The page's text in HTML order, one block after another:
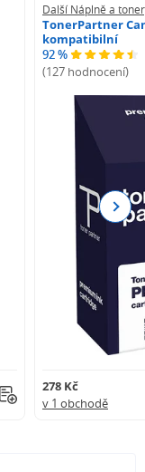
Další Náplně a
TonerPartner
kompatibilní
92 %
(127 hodnocení)
278 Kč
v 1 obchodě
Next